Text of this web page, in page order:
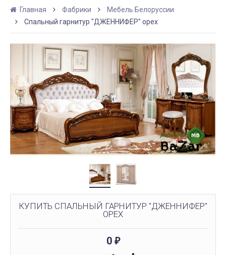
Главная Фабрики
Мебель Белоруссии
Спальный гарнитур "ДЖЕННИФЕР" орех
КУПИТЬ СПАЛЬНЫЙ ГАРНИТУР "ДЖЕННИФЕР"
ОРЕХ
0 ₽